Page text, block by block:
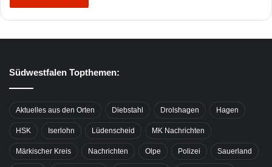
Südwestfalen Topthemen:
Aktuelles aus den Orten Diebstahl Drolshagen Hagen
HSK Iserlohn Lüdenscheid MK Nachrichten
Märkischer Kreis Nachrichten Olpe Polizei Sauerland